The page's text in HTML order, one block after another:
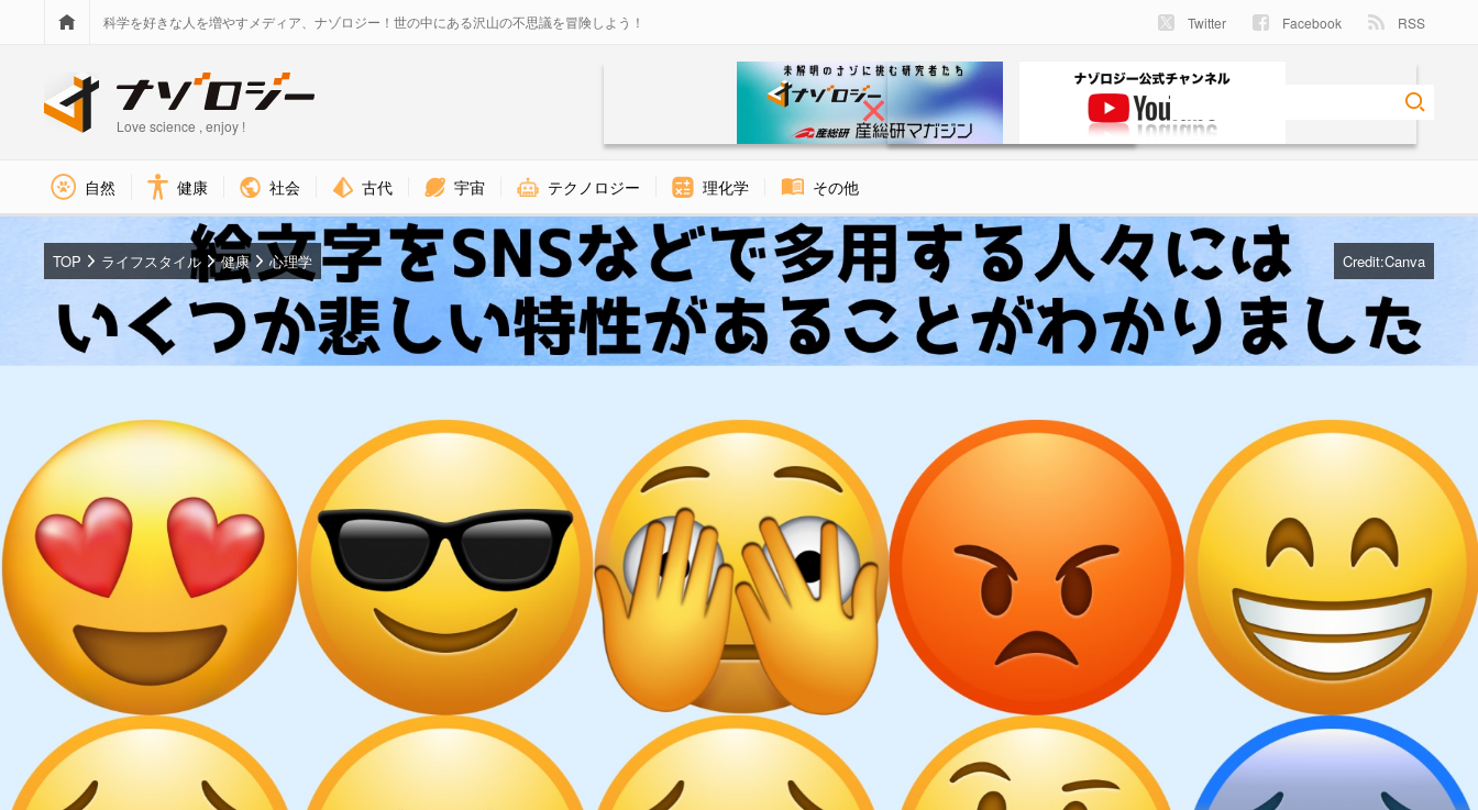
科学を好きな人を増やすメディア、ナゾロジー！世の中にある沢山の不思議を冒険しよう！ Twitter Facebook RSS
Love science , enjoy !
自然 健康 社会 古代 宇宙 テクノロジー 理化学 その他
Credit:Canva
TOP ライフスタイル 健康 心理学